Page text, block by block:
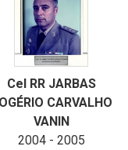
Cel RR JARBAS
CARVALHO
VANIN
2004 - 2005